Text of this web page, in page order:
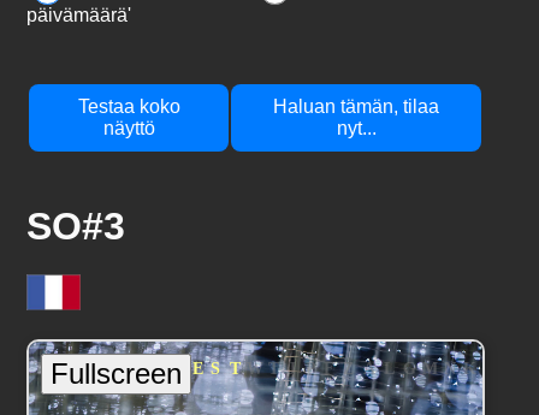
päivämäärä'
Testaa koko
näyttö
Haluan tämän, tilaa
nyt...
SO#3